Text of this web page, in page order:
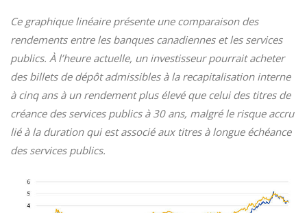
Ce graphique linéaire présente une comparaison des
rendements entre les banques canadiennes et les services
publics. À l’heure actuelle, un investisseur pourrait acheter
des billets de dépôt admissibles à la recapitalisation interne
à cinq ans à un rendement plus élevé que celui des titres de
créance des services publics à 30 ans, malgré le risque accru
lié à la duration qui est associé aux titres à longue échéance
des services publics.